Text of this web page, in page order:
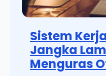
Sistem
Jangka
Menguras